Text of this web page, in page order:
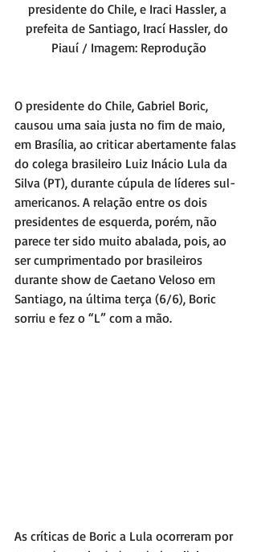
presidente do Chile, e Iraci Hassler, a
prefeita de Santiago, Irací Hassler, do
Piauí / Imagem: Reprodução
O presidente do Chile, Gabriel Boric,
causou uma saia justa no fim de maio,
em Brasília, ao criticar abertamente falas
do colega brasileiro Luiz Inácio Lula da
Silva (PT), durante cúpula de líderes sul-
americanos. A relação entre os dois
presidentes de esquerda, porém, não
parece ter sido muito abalada, pois, ao
ser cumprimentado por brasileiros
durante show de Caetano Veloso em
Santiago, na última terça (6/6), Boric
sorriu e fez o “L” com a mão.
As críticas de Boric a Lula ocorreram por